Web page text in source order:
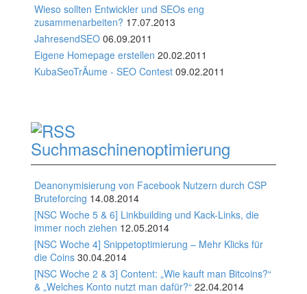
Wieso sollten Entwickler und SEOs eng
zusammenarbeiten? 17.07.2013
JahresendSEO 06.09.2011
Eigene Homepage erstellen 20.02.2011
KubaSeoTrÃume - SEO Contest 09.02.2011
Suchmaschinenoptimierung
Deanonymisierung von Facebook Nutzern durch CSP
Bruteforcing 14.08.2014
[NSC Woche 5 & 6] Linkbuilding und Kack-Links, die
immer noch ziehen 12.05.2014
[NSC Woche 4] Snippetoptimierung – Mehr Klicks für
die Coins 30.04.2014
[NSC Woche 2 & 3] Content: „Wie kauft man Bitcoins?“
& „Welches Konto nutzt man dafür?“ 22.04.2014